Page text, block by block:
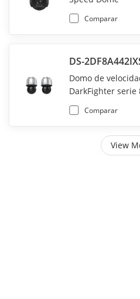
Comparar
DS-
Domo de
DarkFighter serie
Comparar
View